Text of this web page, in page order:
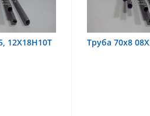
Труба 70х8 08Х22Н6Т